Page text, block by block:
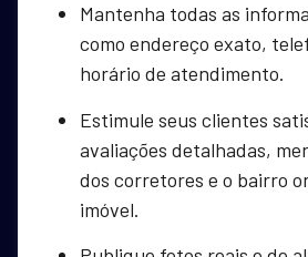
Mantenha todas as
como endereço exato,
horário de atendimento.
Estimule seus clientes
avaliações detalhadas,
dos corretores e o bairro
imóvel.